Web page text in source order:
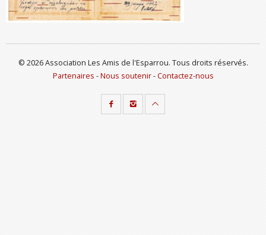
© 2026 Association Les Amis de l'Esparrou. Tous droits réservés.
Partenaires -Nous soutenir-Contactez-nous